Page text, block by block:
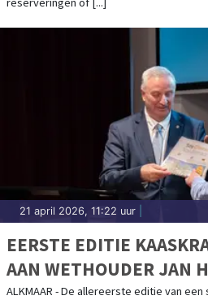
21 april 2026, 11:22 uur
EERSTE EDITIE
AAN WETHOUDER JAN
ALKMAAR - De allereerste editie van